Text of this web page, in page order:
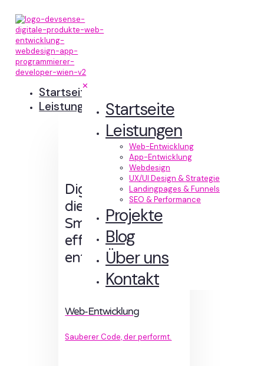
✕
Startseite
Leistungen
Web-Entwicklung
App-Entwicklung
Webdesign
UX/UI Design & Strategie
Landingpages & Funnels
SEO & Performance
Projekte
Blog
Über uns
Kontakt
Startseite
Leistungen
Digitale Erlebnisse,
die Sinn machen.
Smart designt und
effizient
entwickelt.
Web-Entwicklung
Sauberer Code, der performt.